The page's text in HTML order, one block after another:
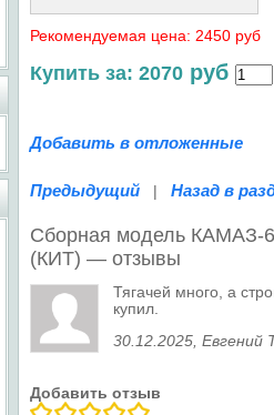
Рекомендуемая цена: 2450 руб
Купить за: 2070 руб
Добавить в отложенные
Предыдущий | Назад в
Сборная модель КАМАЗ-
(КИТ) — отзывы
Тягачей много, а
купил.
30.12.2025 , Евгений
Добавить отзыв